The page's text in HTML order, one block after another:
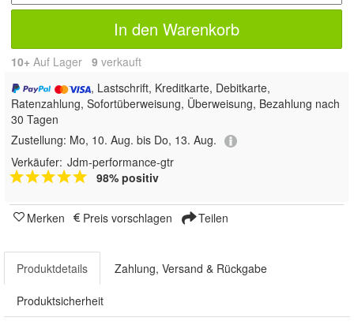
In den Warenkorb
10+ Auf Lager 9 verkauft
, Lastschrift, Kreditkarte, Debitkarte,
Ratenzahlung, Sofortüberweisung, Überweisung, Bezahlung nach
30 Tagen
Zustellung: Mo, 10. Aug. bis Do, 13. Aug.
Verkäufer: Jdm-performance-gtr
98% positiv
Merken Preis vorschlagen Teilen
Produktdetails Zahlung, Versand & Rückgabe
Produktsicherheit